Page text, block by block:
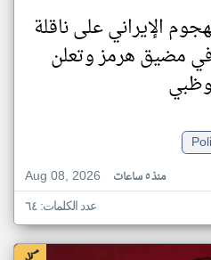
الإيراني على ناقلة
في مضيق هرمز وتعلن
Aug 08, 2026
منذ ٥ ساعات
عدد الكلمات: ٦٤